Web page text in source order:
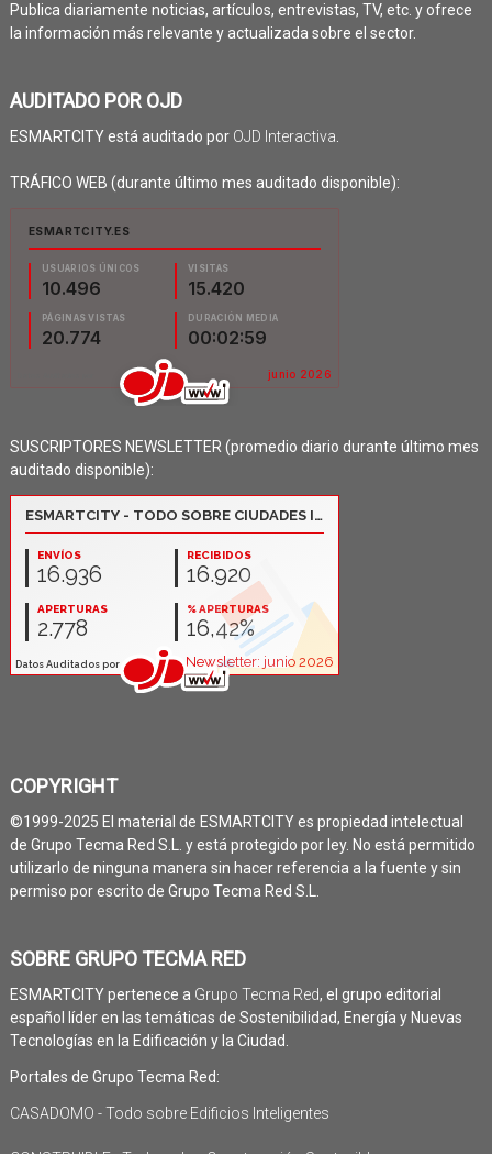
Publica diariamente noticias, artículos, entrevistas, TV, etc. y ofrece
la información más relevante y actualizada sobre el sector.
AUDITADO POR OJD
ESMARTCITY está auditado por OJD Interactiva.
TRÁFICO WEB (durante último mes auditado disponible):
SUSCRIPTORES NEWSLETTER (promedio diario durante último mes
auditado disponible):
COPYRIGHT
©1999-2025 El material de ESMARTCITY es propiedad intelectual
de Grupo Tecma Red S.L. y está protegido por ley. No está permitido
utilizarlo de ninguna manera sin hacer referencia a la fuente y sin
permiso por escrito de Grupo Tecma Red S.L.
SOBRE GRUPO TECMA RED
ESMARTCITY pertenece a Grupo Tecma Red, el grupo editorial
español líder en las temáticas de Sostenibilidad, Energía y Nuevas
Tecnologías en la Edificación y la Ciudad.
Portales de Grupo Tecma Red:
CASADOMO - Todo sobre Edificios Inteligentes